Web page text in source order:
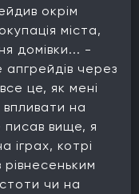
окрім
міста,
домівки... -
через
це, як мені
на
писав вище, я
іграх, котрі
чи на